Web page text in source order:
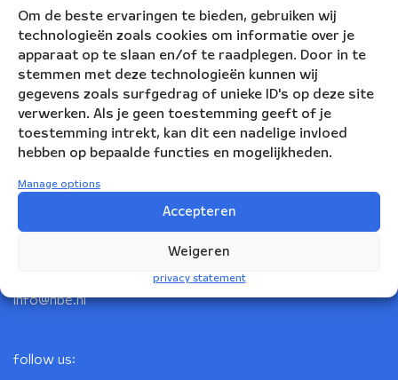
Om de beste ervaringen te bieden, gebruiken wij
technologieën zoals cookies om informatie over je
apparaat op te slaan en/of te raadplegen. Door in te
stemmen met deze technologieën kunnen wij
gegevens zoals surfgedrag of unieke ID's op deze site
verwerken. Als je geen toestemming geeft of je
toestemming intrekt, kan dit een nadelige invloed
hebben op bepaalde functies en mogelijkheden.
Manage options
Accepteren
Weigeren
privacy statement
Nederlandse Blazers Ensemble
Korte Leidsedwarsstraat 12
info@nbe.nl
follow us: